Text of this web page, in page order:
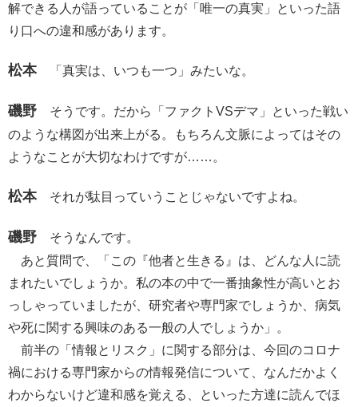
解できる人が語っていることが「唯一の真実」といった語
り口への違和感があります。
松本「真実は、いつも一つ」みたいな。
磯野 そうです。だから「ファクトVSデマ」といった戦い
のような構図が出来上がる。もちろん文脈によってはその
ようなことが大切なわけですが……。
松本それが駄目っていうことじゃないですよね。
磯野 そうなんです。
あと質問で、「この『他者と生きる』は、どんな人に読
まれたいでしょうか。私の本の中で一番抽象性が高いとお
っしゃっていましたが、研究者や専門家でしょうか、病気
や死に関する興味のある一般の人でしょうか」。
前半の「情報とリスク」に関する部分は、今回のコロナ
禍における専門家からの情報発信について、なんだかよく
わからないけど違和感を覚える、といった方達に読んでほ